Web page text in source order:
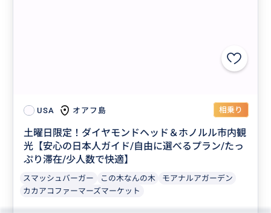
USA オアフ島 相乗り
土曜日限定！ダイヤモンドヘッド＆ホノルル市内観
光【安心の日本人ガイド/自由に選べるプラン/たっ
ぷり滞在/少人数で快適】
スマッシュバーガー この木なんの木
モアナルアガーデン
カカアコファーマーズマーケット